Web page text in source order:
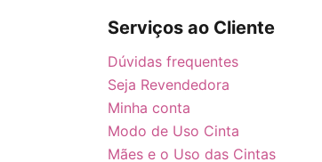
Serviços ao Cliente
Dúvidas frequentes
Seja Revendedora
Minha conta
Modo de Uso Cinta
Mães e o Uso das Cintas